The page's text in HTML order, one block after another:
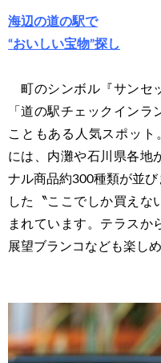
海辺の道の駅で
“おいしい宝物”探し
町のシンボル『サンセ
「道の駅チェックイン
こともある人気スポット
には、内灘や石川県各地
ナル商品約300種類が並
した〝ここでしか買えな
まれています。テラスか
展望ブランコなども楽しめ